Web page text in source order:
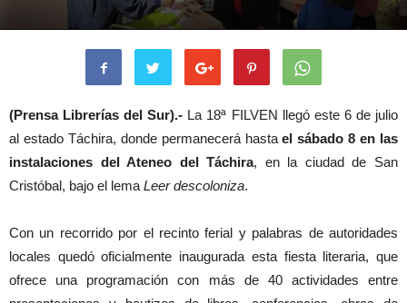
(Prensa Librerías del Sur).- La 18ª FILVEN llegó este 6 de julio
al estado Táchira, donde permanecerá hastael sábado 8 en las
instalaciones del Ateneo del Táchira, en la ciudad de San
Cristóbal, bajo el lema Leer descoloniza.
Con un recorrido por el recinto ferial y palabras de autoridades
locales quedó oficialmente inaugurada esta fiesta literaria, que
ofrece una programación con más de 40 actividades entre